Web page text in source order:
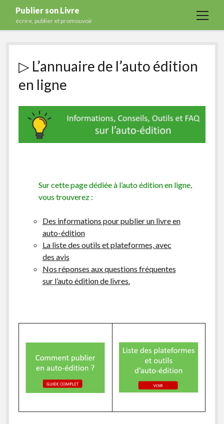
Publier son Livre
écrire, publier et promouvoir
open
Accueil
Formations
Services
Auto-édition
Maisons d’édition
facebookinstagram
youtubeemail-
form
▷ L’annuaire de l’auto édition
en ligne
Sur cette page dédiée à l’auto édition en ligne,
vous trouverez :
Des informations pour publier un livre en
auto-édition
La liste des outils et plateformes, avec
des avis
Nos réponses aux questions fréquentes
sur l’auto édition de livres.